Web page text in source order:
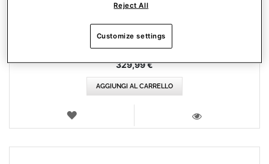
329,99 €
AGGIUNGI AL CARRELLO
LISTA
Reject All
Customize settings